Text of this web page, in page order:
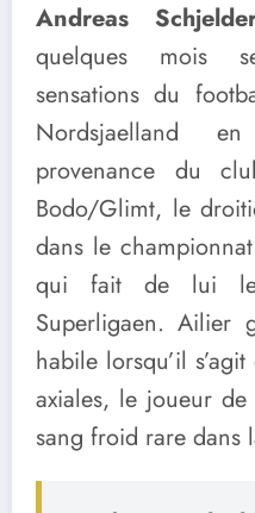
Andreas
quelques mois
sensations du
Nordsjaelland
provenance du
Bodo/Glimt, le
dans le
qui fait de lui le
Superligaen. Ailier
habile lorsqu’il
axiales, le joueur
sang froid rare dans